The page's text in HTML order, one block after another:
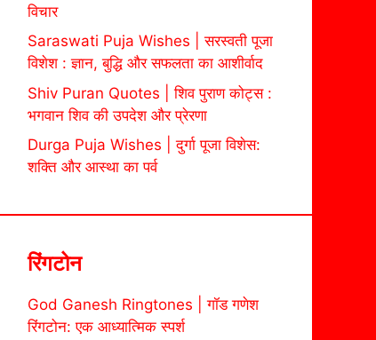
विचार
Saraswati Puja Wishes | सरस्वती पूजा
विशेश : ज्ञान, बुद्धि और सफलता का आशीर्वाद
Shiv Puran Quotes | शिव पुराण कोट्स :
भगवान शिव की उपदेश और प्रेरणा
Durga Puja Wishes | दुर्गा पूजा विशेस:
शक्ति और आस्था का पर्व
रिंगटोन
God Ganesh Ringtones | गॉड गणेश
रिंगटोन: एक आध्यात्मिक स्पर्श